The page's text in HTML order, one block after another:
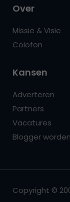
Over
Missie & Visie
Colofon
Kansen
Adverteren
Partners
Vacatures
Blogger worden
Copyright ©